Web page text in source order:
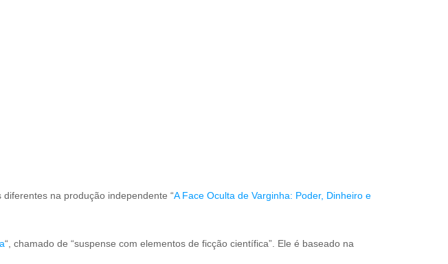
na produção independente “A Face Oculta de Varginha: Poder, Dinheiro e
“, chamado de “suspense com elementos de ficção científica”. Ele é baseado na